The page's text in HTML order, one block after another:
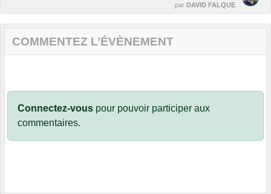
par DAVID FALQUE
COMMENTEZ L’ÉVÈNEMENT
Connectez-vous pour pouvoir participer aux
commentaires.